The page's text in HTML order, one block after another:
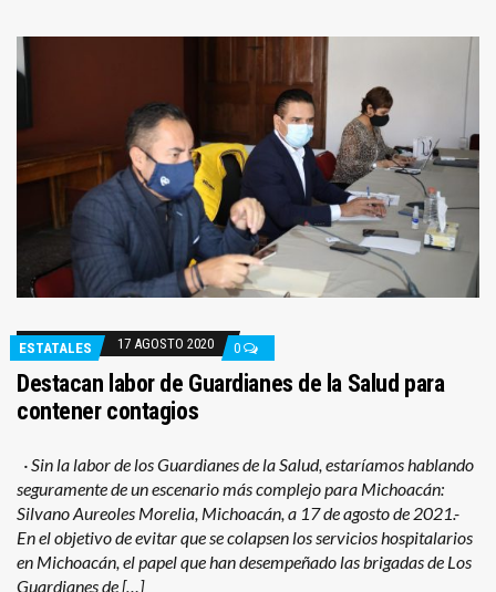
ESTATALES 17 AGOSTO 2020 0
Destacan labor de Guardianes de la Salud para
contener contagios
· Sin la labor de los Guardianes de la Salud, estaríamos hablando
seguramente de un escenario más complejo para Michoacán:
Silvano Aureoles Morelia, Michoacán, a 17 de agosto de 2021.-
En el objetivo de evitar que se colapsen los servicios hospitalarios
en Michoacán, el papel que han desempeñado las brigadas de Los
Guardianes de […]